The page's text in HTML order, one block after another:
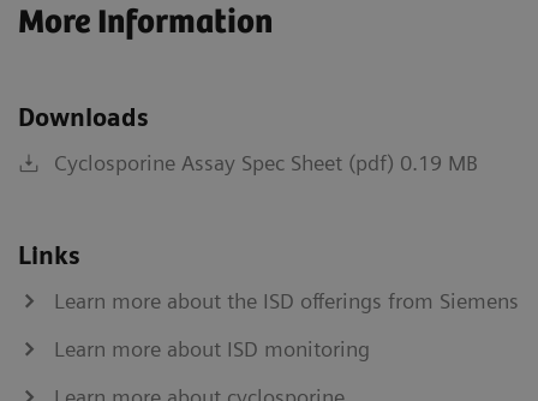
More Information
Downloads
Cyclosporine Assay Spec Sheet (pdf) 0.19 MB
Links
Learn more about the ISD offerings from Siemens
Learn more about ISD monitoring